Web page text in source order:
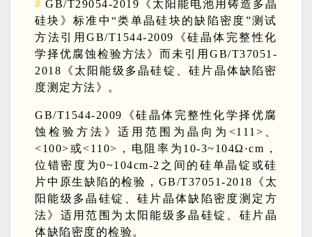
#GB/T29054-2019《太阳能电池用铸造多晶
硅块》标准中“类单晶硅块的缺陷密度”测试
方法引用GB/T1544-2009《硅晶体完整性化
学择优腐蚀检验方法》而未引用GB/T37051-
2018《太阳能级多晶硅锭、硅片晶体缺陷密
度测定方法》。
GB/T1544-2009《硅晶体完整性化学择优腐
蚀检验方法》适用范围为晶向为<111>、
<100>或<110>，电阻率为10-3~104Ω·cm，
位错密度为0~104cm-2之间的硅单晶锭或硅
片中原生缺陷的检验，GB/T37051-2018《太
阳能级多晶硅锭、硅片晶体缺陷密度测定方
法》适用范围为太阳能级多晶硅锭、硅片晶
体缺陷密度的检验。